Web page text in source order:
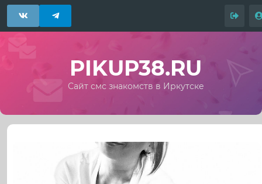
PIKUP38.RU
Сайт смс знакомств в Иркутске